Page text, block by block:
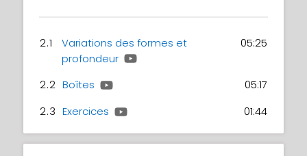
2.1
Variations des formes et
profondeur
05:25
2.2 Boîtes
05:17
2.3 Exercices 01:44